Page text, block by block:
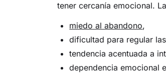
tener cercanía emocional.
miedo al abandono,
dificultad para regular
tendencia acentuada a
dependencia emocional